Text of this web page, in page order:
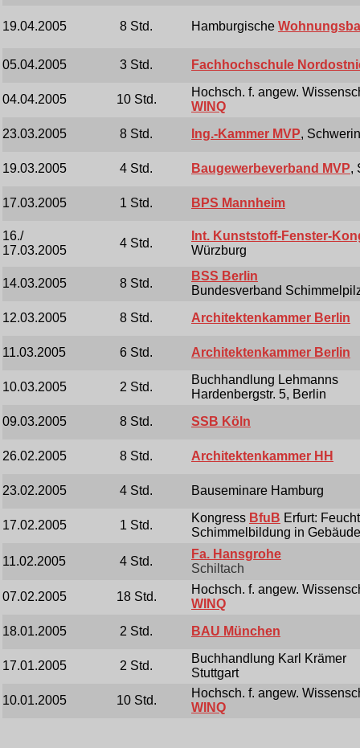
19.04.2005 8 Std. Hamburgische
05.04.2005 3 Std. Fachhochschule
04.04.2005 10 Std.
Hochsch. f. angew.
WINQ
23.03.2005
8 Std. Ing.-Kammer MVP, Schwerin
19.03.2005 4 Std. Baugewerbeverband MVP,
17.03.2005 1 Std. BPS Mannheim
16./
17.03.2005
4 Std.
Int. Kunststoff-Fenster-
Würzburg
14.03.2005 8 Std.
BSS Berlin
Bundesverband
12.03.2005
8 Std. Architektenkammer Berlin
11.03.2005 6 Std. Architektenkammer Berlin
10.03.2005 2 Std.
Buchhandlung Lehmanns
Hardenbergstr. 5, Berlin
09.03.2005
8 Std. SSB Köln
26.02.2005 8 Std. Architektenkammer HH
23.02.2005 4 Std. Bauseminare Hamburg
17.02.2005 1 Std.
Kongress BfuB Erfurt:
Schimmelbildung in
11.02.2005 4 Std.
Fa. Hansgrohe
Schiltach
07.02.2005 18 Std.
Hochsch. f. angew.
WINQ
18.01.2005
2 Std. BAU München
17.01.2005 2 Std.
Buchhandlung Karl Krämer
Stuttgart
10.01.2005
10 Std.
Hochsch. f. angew.
WINQ